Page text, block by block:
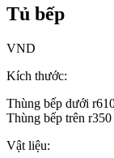
Tủ bếp
VND
Kích thước:
Thùng bếp dưới
Thùng bếp trên
Vật liệu: